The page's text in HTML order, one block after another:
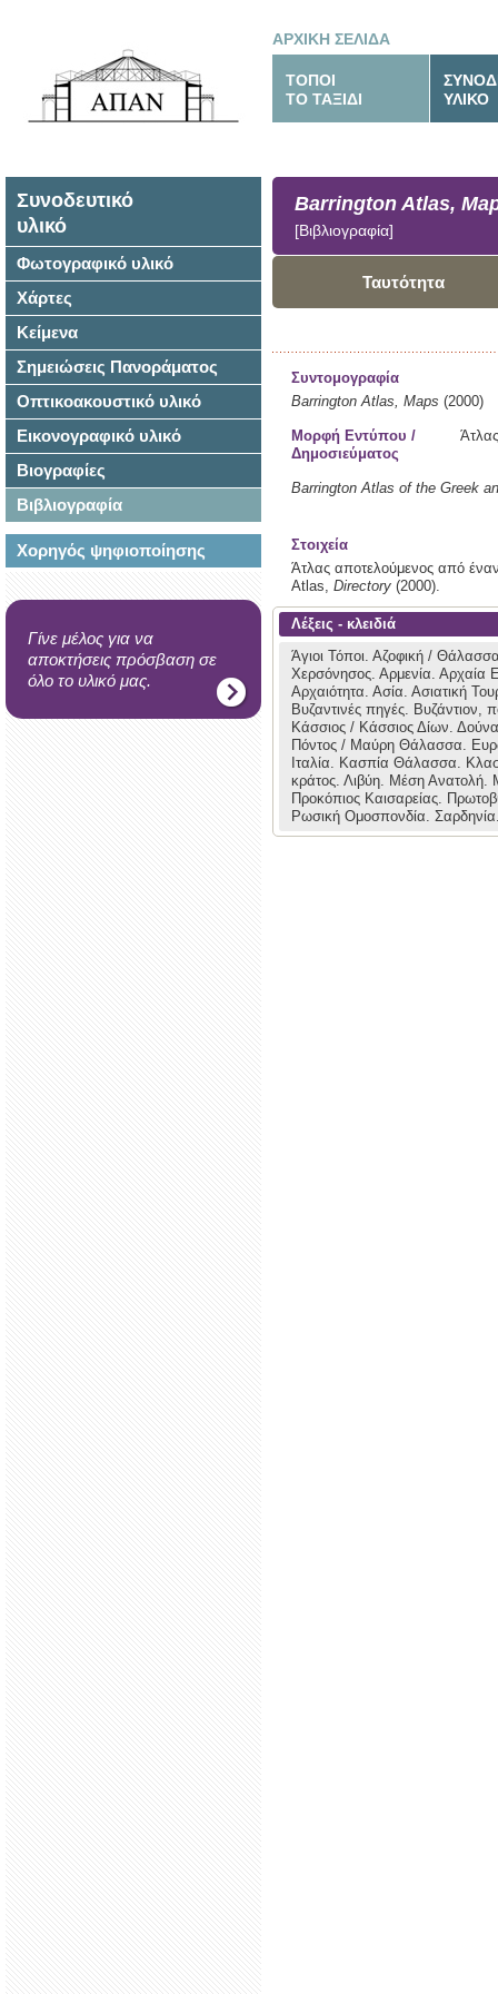
ΑΡΧΙΚΗ ΣΕΛΙΔΑ
ΤΟΠΟΙ
ΤΟ ΤΑΞΙΔΙ
ΥΛΙΚΟ
Συνοδευτικό
υλικό
Φωτογραφικό υλικό
Χάρτες
Κείμενα
Σημειώσεις Πανοράματος
Οπτικοακουστικό υλικό
Εικονογραφικό υλικό
Βιογραφίες
Βιβλιογραφία
Χορηγός ψηφιοποίησης
Γίνε μέλος για να
αποκτήσεις πρόσβαση σε
όλο το υλικό μας.
Barrington Atlas,
[Βιβλιογραφία]
Ταυτότητα
Συντομογραφία
Barrington Atlas, Maps (2000)
Μορφή Εντύπου /
Δημοσιεύματος
Άτλας
Barrington Atlas of the Greek
Στοιχεία
Άτλας αποτελούμενος από
Atlas, Directory (2000).
Λέξεις - κλειδιά
Άγιοι Τόποι. Αζοφική /
Χερσόνησος. Αρμενία. Αρχαία
Αρχαιότητα. Ασία. Ασιατική
Βυζαντινές πηγές. Βυζάντιον,
Κάσσιος / Κάσσιος Δίων.
Πόντος / Μαύρη Θάλασσα.
Ιταλία. Κασπία Θάλασσα.
κράτος. Λιβύη. Μέση Ανατολή.
Προκόπιος Καισαρείας.
Ρωσική Ομοσπονδία.